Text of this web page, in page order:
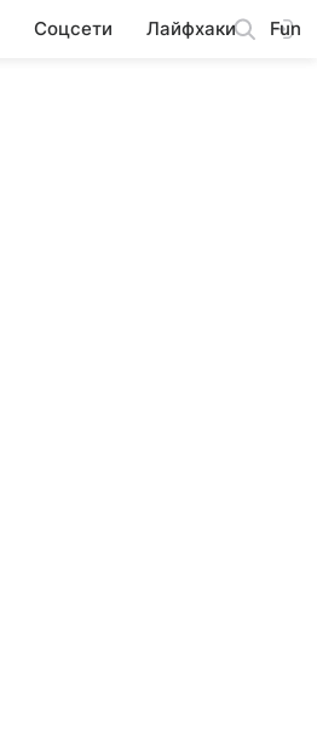
Соцсети Лайфхаки Fun